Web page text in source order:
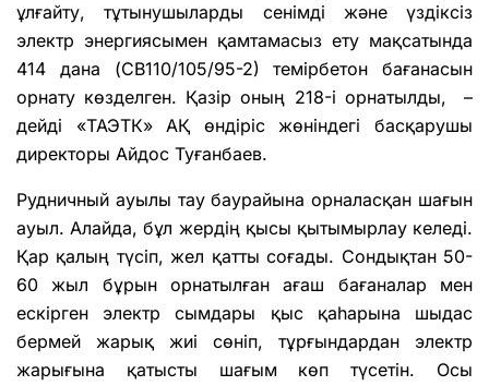
ұлғайту, тұтынушыларды сенімді және үздіксіз
электр энергиясымен қамтамасыз ету мақсатында
414 дана (СВ110/105/95-2) темірбетон бағанасын
орнату көзделген. Қазір оның 218-і орнатылды, –
дейді «ТАЭТК» АҚ өндіріс жөніндегі басқарушы
директоры Айдос Туғанбаев.
Рудничный ауылы тау баурайына орналасқан шағын
ауыл. Алайда, бұл жердің қысы қытымырлау келеді.
Қар қалың түсіп, жел қатты соғады. Сондықтан 50-
60 жыл бұрын орнатылған ағаш бағаналар мен
ескірген электр сымдары қыс қаһарына шыдас
бермей жарық жиі сөніп, тұрғындардан электр
жарығына қатысты шағым көп түсетін. Осы